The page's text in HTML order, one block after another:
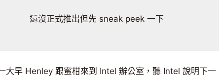
還沒正式推出但先 sneak peek 一下
大早 Henley 跟蜜柑來到 Intel 辦公室，聽 Intel 說明下一